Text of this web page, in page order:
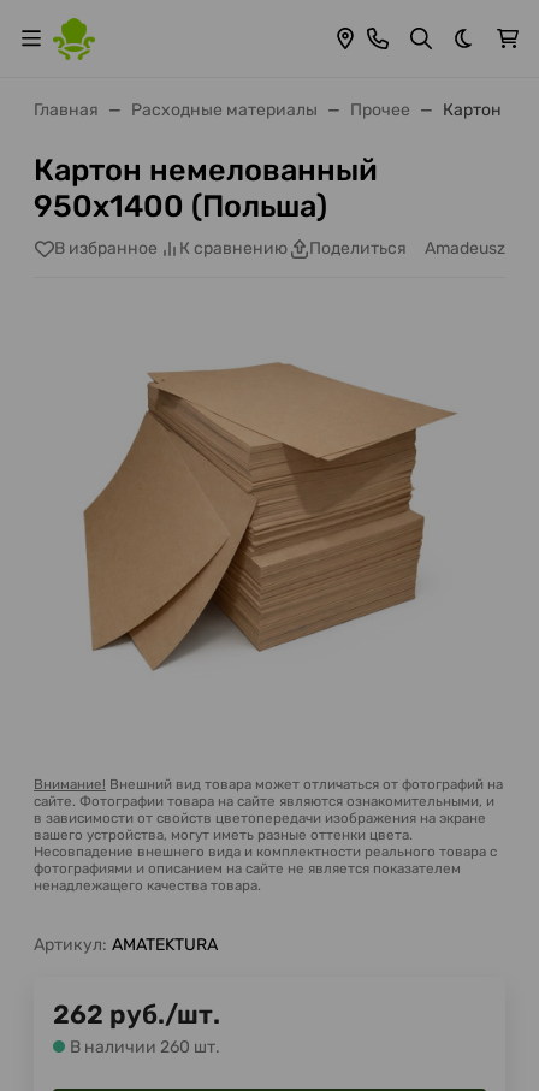
Темная
Главная Расходные материалы Прочее Картон
Картон немелованный
950x1400 (Польша)
В избранное К сравнению Поделиться Amadeusz
Внимание! Внешний вид товара может отличаться от фотографий на
сайте. Фотографии товара на сайте являются ознакомительными, и
в зависимости от свойств цветопередачи изображения на экране
вашего устройства, могут иметь разные оттенки цвета.
Несовпадение внешнего вида и комплектности реального товара с
фотографиями и описанием на сайте не является показателем
ненадлежащего качества товара.
Артикул: AMATEKTURA
262 руб./шт.
В наличии 260 шт.